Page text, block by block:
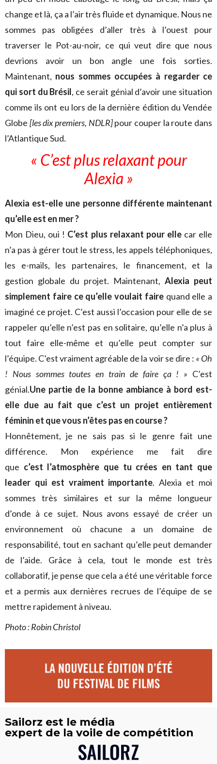
change et là, ça a l’air très fluide et dynamique. Nous ne
sommes pas obligées d’aller très à l’ouest pour
traverser le Pot-au-noir, ce qui veut dire que nous
devrions avoir un bon angle une fois sorties.
Maintenant, nous sommes occupées à regarder ce
qui sort du Brésil, ce serait génial d’avoir une situation
comme ils ont eu lors de la dernière édition du Vendée
Globe [les dix premiers, NDLR]pour couper la route dans
l’Atlantique Sud.
« C’est plus relaxant pour
Alexia »
Alexia est-elle une personne différente maintenant
qu’elle est en mer ?
Mon Dieu, oui ! C’est plus relaxant pour ellecar elle
n’a pas à gérer tout le stress, les appels téléphoniques,
les e-mails, les partenaires, le financement, et la
gestion globale du projet. Maintenant, Alexia peut
simplement faire ce qu’elle voulait fairequand elle a
imaginé ce projet. C’est aussi l’occasion pour elle de se
rappeler qu’elle n’est pas en solitaire, qu’elle n’a plus à
tout faire elle-même et qu’elle peut compter sur
l’équipe. C’est vraiment agréable de la voir se dire : « Oh
! Nous sommes toutes en train de faire ça ! » C’est
génial.Une partie de la bonne ambiance à bord est-
elle due au fait que c’est un projet entièrement
féminin et que vous n’êtes pas en course ?
Honnêtement, je ne sais pas si le genre fait une
différence. Mon expérience me fait dire
que c’est l’atmosphère que tu crées en tant que
leader qui est vraiment importante. Alexia et moi
sommes très similaires et sur la même longueur
d’onde à ce sujet. Nous avons essayé de créer un
environnement où chacune a un domaine de
responsabilité, tout en sachant qu’elle peut demander
de l’aide. Grâce à cela, tout le monde est très
collaboratif, je pense que cela a été une véritable force
et a permis aux dernières recrues de l’équipe de se
mettre rapidement à niveau.
Photo : Robin Christol
Sailorz est le média
expert de la voile de compétition